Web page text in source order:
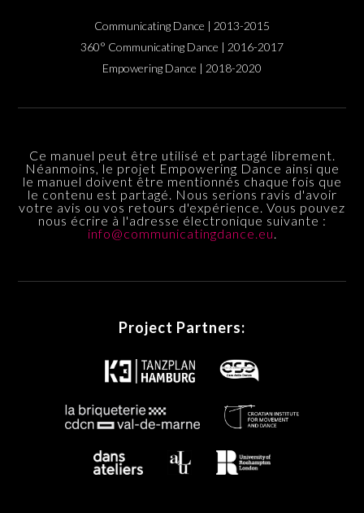
Communicating Dance | 2013-2015
360° Communicating Dance | 2016-2017
Empowering Dance | 2018-2020
Ce manuel peut être utilisé et partagé librement.
Néanmoins, le projet Empowering Dance ainsi que
le manuel doivent être mentionnés chaque fois que
le contenu est partagé. Nous serions ravis d'avoir
votre avis ou vos retours d'expérience. Vous pouvez
nous écrire à l'adresse électronique suivante :
info@communicatingdance.eu.
Project Partners: